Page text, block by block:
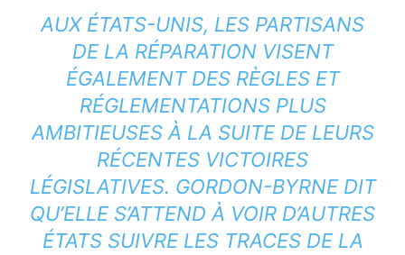
AUX ÉTATS-UNIS, LES PARTISANS
DE LA RÉPARATION VISENT
ÉGALEMENT DES RÈGLES ET
RÉGLEMENTATIONS PLUS
AMBITIEUSES À LA SUITE DE LEURS
RÉCENTES VICTOIRES
LÉGISLATIVES. GORDON-BYRNE DIT
QU’ELLE S’ATTEND À VOIR D’AUTRES
ÉTATS SUIVRE LES TRACES DE LA